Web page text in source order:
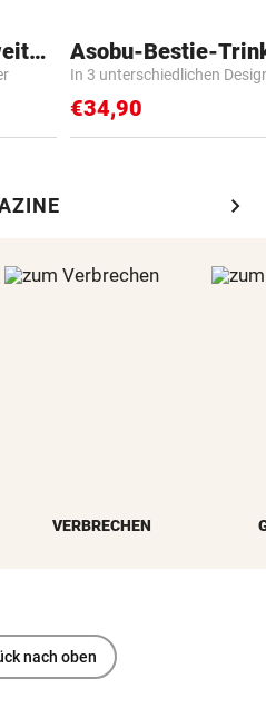
Wenn der Arzt nicht weiter weiß Asobu-Bestie-
In 3 unterschiedlichen
€34,90
chevron_right
VERBRECHEN
nach oben